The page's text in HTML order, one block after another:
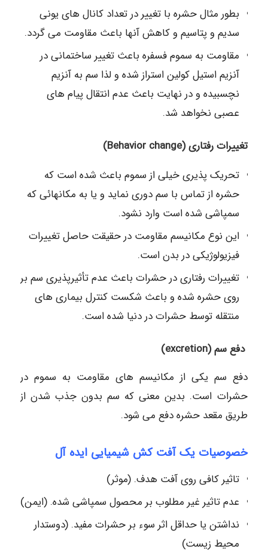
بطور مثال حشره با تغییر در تعداد کانال های یونی
سدیم و پتاسیم و کاهش آنها باعث مقاومت می گردد.
مقاومت به سموم فسفره باعث تغییر ساختمانی در
آنزیم استیل کولین استراز شده و لذا سم به آنزیم
نچسبیده و در نهایت باعث عدم انتقال پیام های
عصبی نخواهد شد.
تغییرات رفتاری (Behavior change)
تحریک پذیری خیلی از سموم باعث شده است که
حشره از تماس با سم دوری نماید و یا به مکانهائی که
سمپاشی شده است وارد نشود.
این نوع مکانیسم مقاومت در حقیقت حاصل تغییرات
فیزیولوژیکی در بدن است.
تغییرات رفتاری در حشرات باعث عدم تأثیرپذیری سم بر
روی حشره شده و باعث شکست کنترل بیماری های
منتقله توسط حشرات در دنیا شده است.
دفع سم (excretion)
دفع سم یکی از مکانیسم های مقاومت به سموم در
حشرات است. بدین معنی که سم بدون جذب شدن از
طریق مقعد حشره دفع می شود.
خصوصیات یک آفت کش شیمیایی ایده آل
تاثیر کافی روی آفت هدف. (موثر)
عدم تاثیر غیر مطلوب بر محصول سمپاشی شده. (ایمن)
نداشتن یا حداقل اثر سوء بر حشرات مفید. (دوستدار
محیط زیست)